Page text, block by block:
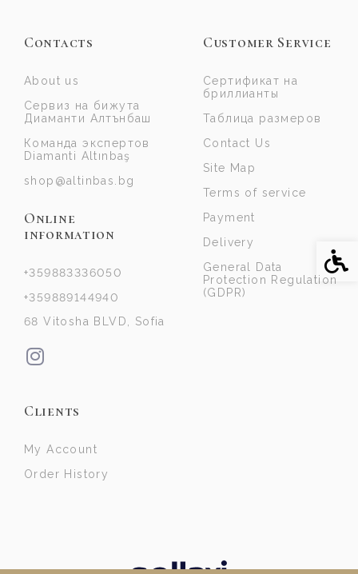
Contacts
About us
Сервиз на бижута
Диаманти Алтънбаш
Команда экспертов
Diamanti Altınbaş
shop@altinbas.bg
Online
information
+359883336050
+359889144940
68 Vitosha BLVD, Sofia
Customer Service
Сертификат на
бриллианты
Таблица размеров
Contact Us
Site Map
Terms of service
Payment
Delivery
General Data
Protection Regulation
(GDPR)
Clients
My Account
Order History